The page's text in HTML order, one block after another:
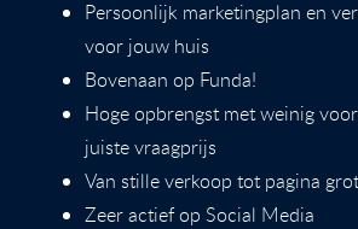
Persoonlijk marketingplan en
voor jouw huis
Bovenaan op Funda!
Hoge opbrengst met weinig
juiste vraagprijs
Van stille verkoop tot pagina
Zeer actief op Social Media